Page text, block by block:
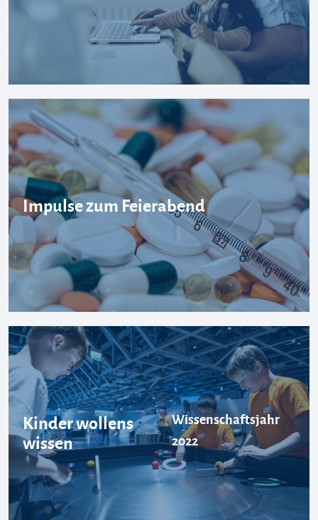
Impulse zum Feierabend
Kinder wollens
wissen
Wissenschaftsjahr
2022